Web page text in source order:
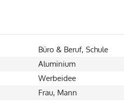
Büro & Beruf, Schule
Aluminium
Werbeidee
Frau, Mann